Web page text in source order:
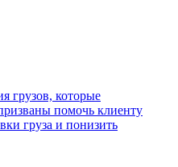
грузов, которые
помочь клиенту
груза и понизить